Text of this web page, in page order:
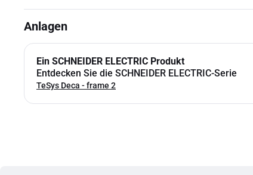
Anlagen
Ein SCHNEIDER ELECTRIC Produkt
Entdecken Sie die SCHNEIDER ELECTRIC-Serie
TeSys Deca - frame 2